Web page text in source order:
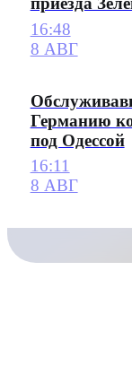
16:48
8 АВГ
Германию
под Одессой
16:11
8 АВГ